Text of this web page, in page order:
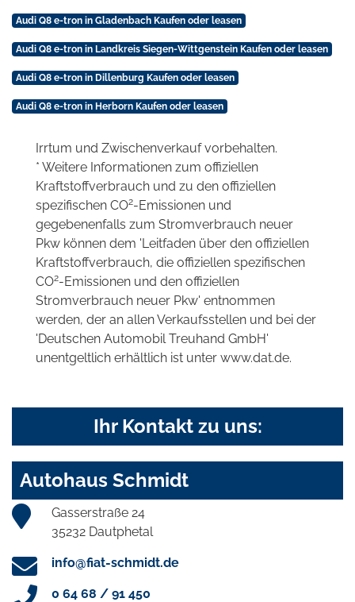
Audi Q8 e-tron in Gladenbach Kaufen oder leasen
Audi Q8 e-tron in Landkreis Siegen-Wittgenstein Kaufen oder leasen
Audi Q8 e-tron in Dillenburg Kaufen oder leasen
Audi Q8 e-tron in Herborn Kaufen oder leasen
Irrtum und Zwischenverkauf vorbehalten.
* Weitere Informationen zum offiziellen
Kraftstoffverbrauch und zu den offiziellen
spezifischen CO2-Emissionen und
gegebenenfalls zum Stromverbrauch neuer
Pkw können dem 'Leitfaden über den offiziellen
Kraftstoffverbrauch, die offiziellen spezifischen
CO2-Emissionen und den offiziellen
Stromverbrauch neuer Pkw' entnommen
werden, der an allen Verkaufsstellen und bei der
'Deutschen Automobil Treuhand GmbH'
unentgeltlich erhältlich ist unter www.dat.de.
Ihr Kontakt zu uns:
Autohaus Schmidt
Gasserstraße 24
35232 Dautphetal
info@fiat-schmidt.de
0 64 68 / 91 450